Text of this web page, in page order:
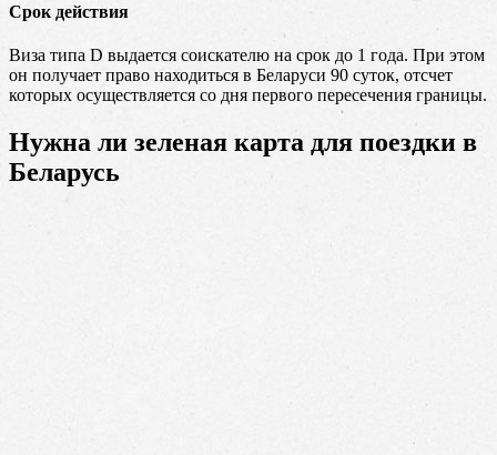
Срок действия
Виза типа D выдается соискателю на срок до 1 года. При этом
он получает право находиться в Беларуси 90 суток, отсчет
которых осуществляется со дня первого пересечения границы.
Нужна ли зеленая карта для поездки в
Беларусь